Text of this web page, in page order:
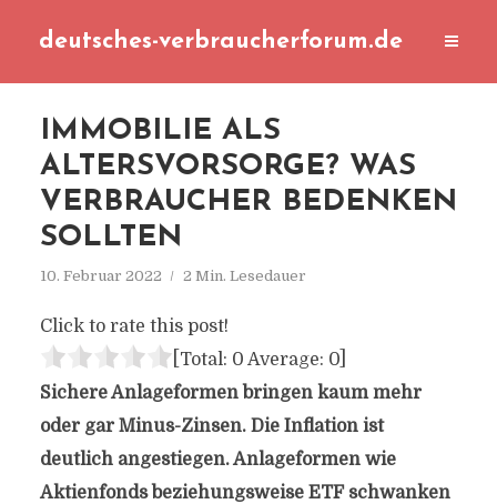
deutsches-verbraucherforum.de
IMMOBILIE ALS
ALTERSVORSORGE? WAS
VERBRAUCHER BEDENKEN
SOLLTEN
10. Februar 2022 2 Min. Lesedauer
Click to rate this post!
[Total: 0 Average: 0]
Sichere Anlageformen bringen kaum mehr
oder gar Minus-Zinsen. Die Inflation ist
deutlich angestiegen. Anlageformen wie
Aktienfonds beziehungsweise ETF schwanken